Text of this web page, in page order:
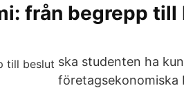
från begrepp
ska studenten ha
företagsekonomiska